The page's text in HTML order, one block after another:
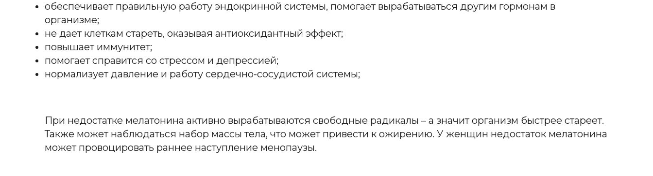
обеспечивает правильную работу эндокринной системы, помогает вырабатываться другим гормонам в
организме;
не дает клеткам стареть, оказывая антиоксидантный эффект;
повышает иммунитет;
помогает справится со стрессом и депрессией;
нормализует давление и работу сердечно-сосудистой системы;
При недостатке мелатонина активно вырабатываются свободные радикалы – а значит организм быстрее стареет.
Также может наблюдаться набор массы тела, что может привести к ожирению. У женщин недостаток мелатонина
может провоцировать раннее наступление менопаузы.